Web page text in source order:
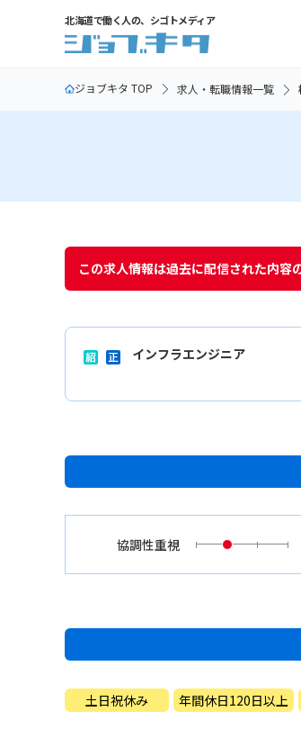
北海道で働く人の、シゴトメディア
ジョブキタ TOP 求人・転職情報一覧
この求人情報は過去に配信された内容
インフラエンジニア
協調性重視
土日祝休み 年間休日120日以上